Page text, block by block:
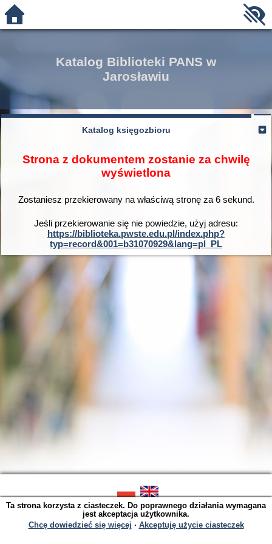
Katalog Biblioteki PANS w
Jarosławiu
Katalog księgozbioru
Strona z dokumentem zostanie za chwilę
wyświetlona
Zostaniesz przekierowany na właściwą stronę za 6sekund.
Jeśli przekierowanie się nie powiedzie, użyj adresu:
https://biblioteka.pwste.edu.pl/index.php?
typ=record&001=b31070929&lang=pl_PL
SOWA OPAC v. 6.11.9 (2026-07-21)
Wygenerowano w 0,0035 s.
Ta strona korzysta z ciasteczek. Do poprawnego działania wymagana
jest akceptacja użytkownika.
Chcę dowiedzieć się więcej ∙ Akceptuję użycie ciasteczek